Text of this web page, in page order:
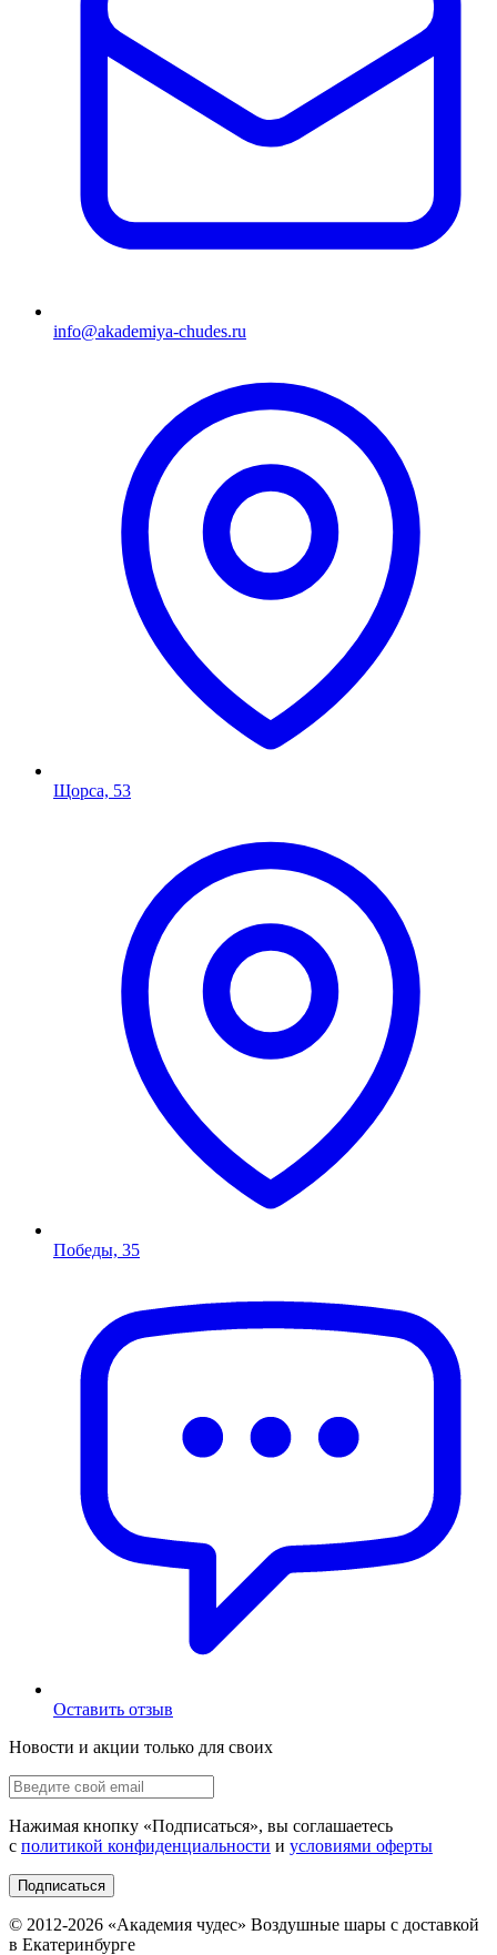
info@akademiya-chudes.ru
Щорса, 53
Победы, 35
Оставить отзыв
Новости и акции только для своих
Нажимая кнопку «Подписаться», вы соглашаетесь
с политикой конфиденциальности и условиями оферты
Подписаться
© 2012-2026 «Академия чудес» Воздушные шары с доставкой
в Екатеринбурге